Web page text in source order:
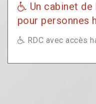
Un cabinet
pour personnes
RDC avec accès